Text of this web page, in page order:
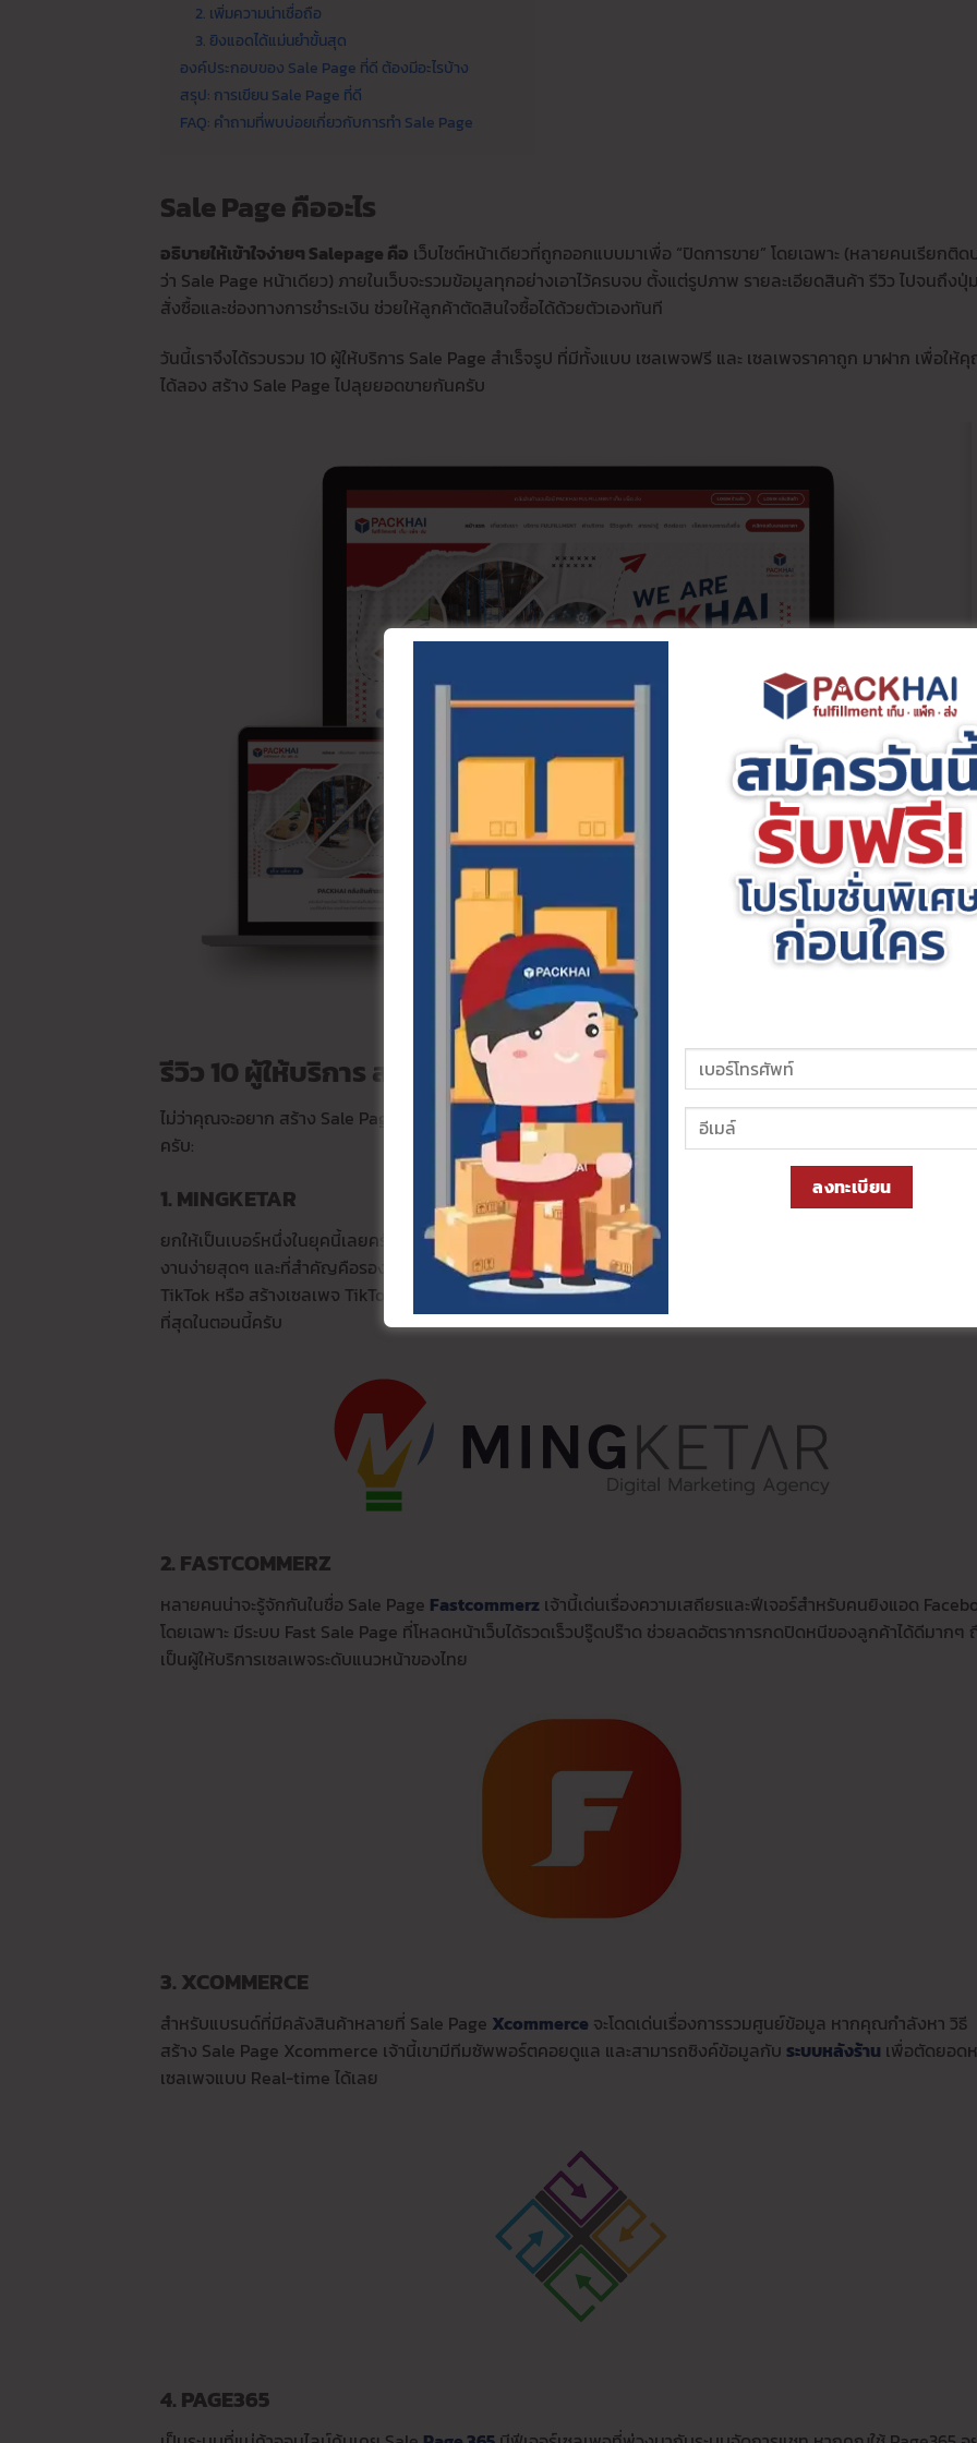
2. เพิ่มความน่าเชื่อถือ
3. ยิงแอดได้แม่นยำขั้นสุด
องค์ประกอบของ Sale Page ที่ดี ต้องมีอะไรบ้าง
สรุป: การเขียน Sale Page ที่ดี
FAQ: คำถามที่พบบ่อยเกี่ยวกับการทำ Sale Page
Sale Page คืออะไร
อธิบายให้เข้าใจง่ายๆ Salepage คือ เว็บไซต์หน้าเดียวที่ถูกออกแบบมาเพื่อ “ปิดการขาย” โดยเฉพาะ (หลายคนเรียกติด
ว่า Sale Page หน้าเดียว) ภายในเว็บจะรวมข้อมูลทุกอย่างเอาไว้ครบจบ ตั้งแต่รูปภาพ รายละเอียดสินค้า รีวิว ไปจนถึงปุ่
สั่งซื้อและช่องทางการชำระเงิน ช่วยให้ลูกค้าตัดสินใจซื้อได้ด้วยตัวเองทันที
วันนี้เราจึงได้รวบรวม 10 ผู้ให้บริการ Sale Page สำเร็จรูป ที่มีทั้งแบบ เซลเพจฟรี และ เซลเพจราคาถูก มาฝาก เพื่อให้
ได้ลอง สร้าง Sale Page ไปลุยยอดขายกันครับ
รีวิว 10 ผู้ให้บริการ สร้าง Sale Page สำเร็จรูป ที่ดีที่สุด
ไม่ว่าคุณจะอยาก สร้าง Sale Page ฟรี เพื่อทดลองตลาด หรือมองหา โปรเซลเพจ ที่มีฟีเจอร์ครบๆ ลิสต์นี้มีคำตอบให้ครบ
ครับ:
1. MINGKETAR
ยกให้เป็นเบอร์หนึ่งในยุคนี้เลยครับ สำหรับ Mingketar
เพราะมีเทมเพลต Sale Page สวยๆ ให้เลือกเยอะมาก โหลดไว ใช้
งานง่ายสุดๆ และที่สำคัญคือรองรับ การทำเซลเพจ เพื่อยิงแอดอย่างสมบูรณ์แบบ โดยเฉพาะใครที่อยาก ทำ Sale Page
TikTok หรือ สร้างเซลเพจ TikTok เจ้านี้ฝัง Pixel แม่นยำ แจ้งเตือนออเดอร์ไว เป็น Sale Page ที่ดี และตอบโจทย์คนยิงแ
ที่สุดในตอนนี้ครับ
2. FASTCOMMERZ
หลายคนน่าจะรู้จักกันในชื่อ Sale Page Fastcommerz เจ้านี้เด่นเรื่องความเสถียรและฟีเจอร์สำหรับคนยิงแอด
โดยเฉพาะ มีระบบ Fast Sale Page ที่โหลดหน้าเว็บได้รวดเร็วปรู๊ดปร๊าด ช่วยลดอัตราการกดปิดหนีของลูกค้าได้ดีมากๆ
เป็นผู้ให้บริการเซลเพจระดับแนวหน้าของไทย
3. XCOMMERCE
สำหรับแบรนด์ที่มีคลังสินค้าหลายที่ Sale Page Xcommerce จะโดดเด่นเรื่องการรวมศูนย์ข้อมูล หากคุณกำลังหา วิธี
สร้าง Sale Page Xcommerce เจ้านี้เขามีทีมซัพพอร์ตคอยดูแล และสามารถซิงค์ข้อมูลกับ ระบบหลังร้าน เพื่อตัดยอด
เซลเพจแบบ Real-time ได้เลย
4. PAGE365
ลงทะเบียน